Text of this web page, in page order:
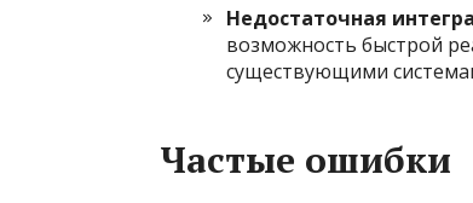
Недостаточная
возможность быстрой
существующими
Частые ошибки